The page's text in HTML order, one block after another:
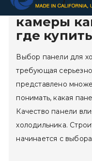
Панель
камеры
где
Выбор панели для
требующая
представлено
понимать, какая
Качество панели
холодильника.
начинается с